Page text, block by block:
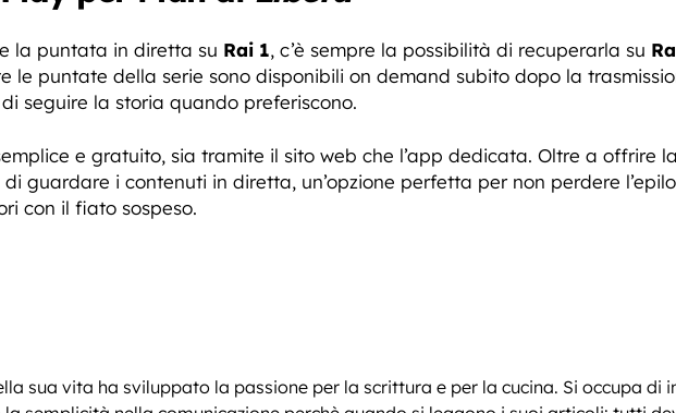
la puntata in diretta su Rai 1, c’è sempre la possibilità di recuperarla su
le puntate della serie sono disponibili on demand subito dopo la
seguire la storia quando preferiscono.
e gratuito, sia tramite il sito web che l’app dedicata. Oltre a offrire
guardare i contenuti in diretta, un’opzione perfetta per non perdere
con il fiato sospeso.
sua vita ha sviluppato la passione per la scrittura e per la cucina. Si occupa di